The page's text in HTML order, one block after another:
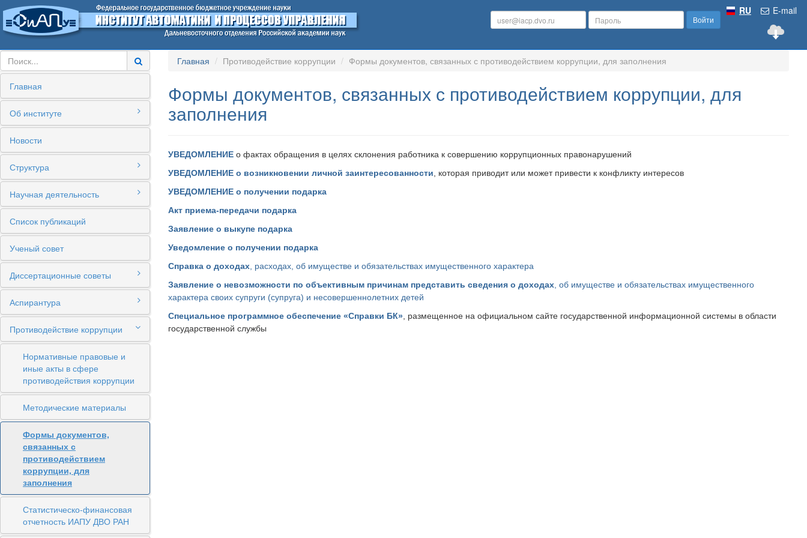
E-mail
RU
Войти
Главная
Об институте
Новости
Структура
Научная деятельность
Список публикаций
Ученый совет
Диссертационные советы
Аспирантура
Противодействие коррупции
Нормативные правовые и
иные акты в сфере
противодействия коррупции
Методические материалы
Формы документов,
связанных с
противодействием
коррупции, для
заполнения
Статистическо-финансовая
отчетность ИАПУ ДВО РАН
Главная Противодействие коррупции Формы документов, связанных с противодействием коррупции, для заполнения
Формы документов, связанных с противодействием коррупции, для
заполнения
УВЕДОМЛЕНИЕ о фактах обращения в целях склонения работника к совершению коррупционных правонарушений
УВЕДОМЛЕНИЕ о возникновении личной заинтересованности , которая приводит или может привести к конфликту интересов
УВЕДОМЛЕНИЕ о получении подарка
Акт приема-передачи подарка
Заявление о выкупе подарка
Уведомление о получении подарка
Справка о доходах , расходах, об имуществе и обязательствах имущественного характера
Заявление о невозможности по объективным причинам представить сведения о доходах , об имуществе и обязательствах имущественного
характера своих супруги (супруга) и несовершеннолетних детей
Специальное программное обеспечение «Справки БК» , размещенное на официальном сайте государственной информационной системы в области
государственной службы